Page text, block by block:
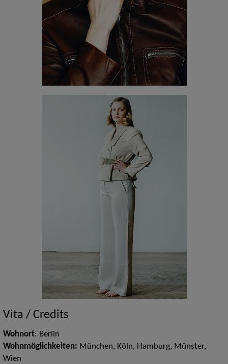
Vita / Credits
Wohnort: Berlin
Wohnmöglichkeiten: München, Köln, Hamburg, Münster,
Wien